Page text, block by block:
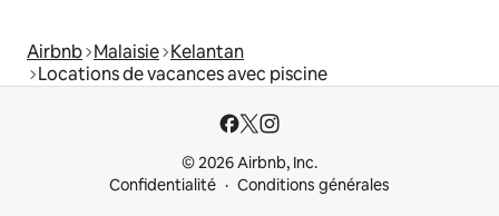
Airbnb Malaisie Kelantan
Locations de vacances avec piscine
© 2026 Airbnb, Inc.
Confidentialité
Conditions générales